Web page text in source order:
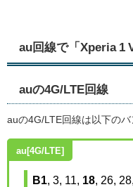
au回線で「Xperia 1
auの4G/LTE回線
auの4G/LTE回線は以下のバ
au[4G/LTE]
B1, 3, 11, 18, 26,